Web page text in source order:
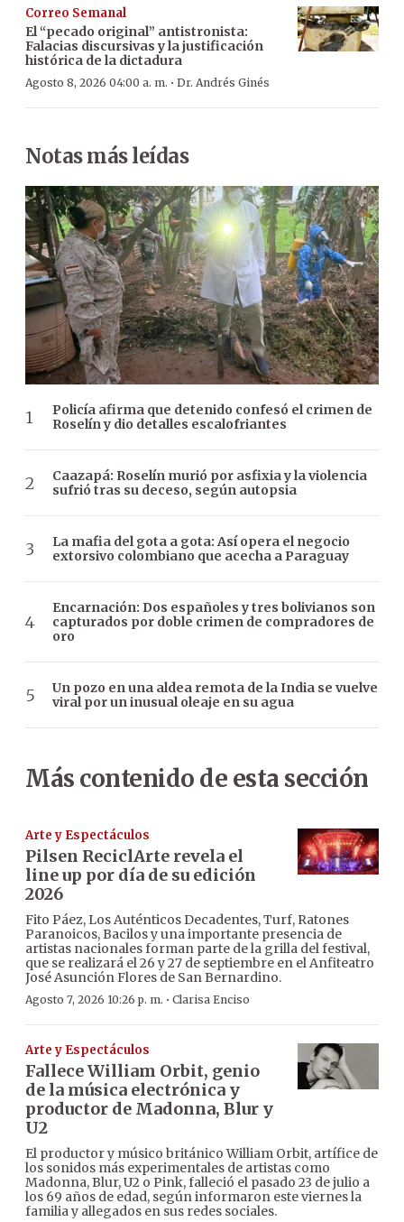
Correo Semanal
El “pecado original” antistronista:
Falacias discursivas y la justificación
histórica de la dictadura
Agosto 8, 2026 04:00 a. m. · Dr. Andrés Ginés
Notas más leídas
Policía afirma que detenido confesó el crimen de
Roselín y dio detalles escalofriantes
Caazapá: Roselín murió por asfixia y la violencia
sufrió tras su deceso, según autopsia
La mafia del gota a gota: Así opera el negocio
extorsivo colombiano que acecha a Paraguay
Encarnación: Dos españoles y tres bolivianos son
capturados por doble crimen de compradores de
oro
Un pozo en una aldea remota de la India se vuelve
viral por un inusual oleaje en su agua
Más contenido de esta sección
Arte y Espectáculos
Pilsen ReciclArte revela el
line up por día de su edición
2026
Fito Páez, Los Auténticos Decadentes, Turf, Ratones
Paranoicos, Bacilos y una importante presencia de
artistas nacionales forman parte de la grilla del festival,
que se realizará el 26 y 27 de septiembre en el Anfiteatro
José Asunción Flores de San Bernardino.
Agosto 7, 2026 10:26 p. m. · Clarisa Enciso
Arte y Espectáculos
Fallece William Orbit, genio
de la música electrónica y
productor de Madonna, Blur y
U2
El productor y músico británico William Orbit, artífice de
los sonidos más experimentales de artistas como
Madonna, Blur, U2 o Pink, falleció el pasado 23 de julio a
los 69 años de edad, según informaron este viernes la
familia y allegados en sus redes sociales.